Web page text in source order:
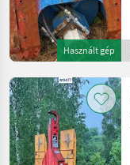
Használt gép